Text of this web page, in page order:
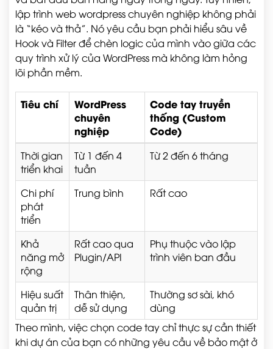
lập trình web wordpress chuyên nghiệp không phải
là “kéo và thả”. Nó yêu cầu bạn phải hiểu sâu về
Hook và Filter để chèn logic của mình vào giữa các
quy trình xử lý của WordPress mà không làm hỏng
lõi phần mềm.
Tiêu chí
WordPress
chuyên
nghiệp
Code tay truyền
thống (Custom
Code)
Thời gian
triển khai
Từ 1 đến 4
tuần
Từ 2 đến 6 tháng
Chi phí
phát
triển
Trung bình Rất cao
Khả
năng mở
rộng
Rất cao qua
Plugin/API
Phụ thuộc vào lập
trình viên ban đầu
Hiệu suất
quản trị
Thân thiện,
dễ sử dụng
Thường sơ sài, khó
dùng
Theo mình, việc chọn code tay chỉ thực sự cần thiết
khi dự án của bạn có những yêu cầu về bảo mật ở